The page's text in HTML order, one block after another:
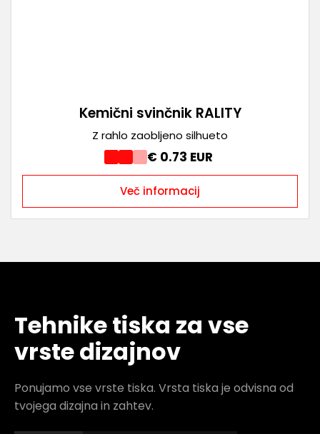
Kemični svinčnik RALITY
Z rahlo zaobljeno silhueto
€ 0.73 EUR
Več informacij
Tehnike tiska za vse
vrste dizajnov
Ponujamo vse vrste tiska. Vrsta tiska je odvisna od
tvojega dizajna in zahtev.